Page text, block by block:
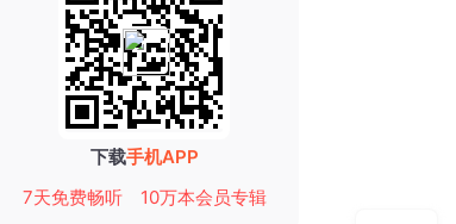
下载手机APP
7天免费畅听
10万本会员专辑